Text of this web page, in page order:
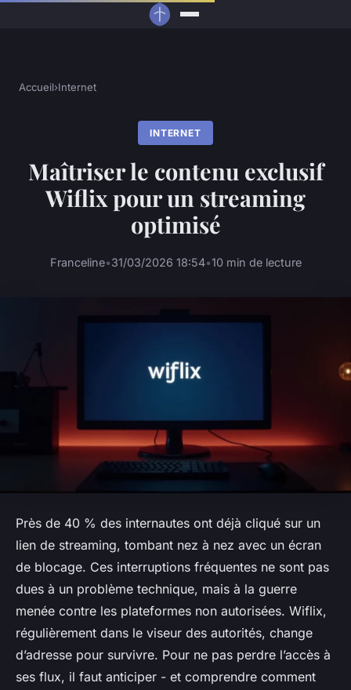
Accueil›Internet
INTERNET
Maîtriser le contenu exclusif
Wiflix pour un streaming
optimisé
Franceline•31/03/2026 18:54•10 min de lecture
Près de 40 % des internautes ont déjà cliqué sur un
lien de streaming, tombant nez à nez avec un écran
de blocage. Ces interruptions fréquentes ne sont pas
dues à un problème technique, mais à la guerre
menée contre les plateformes non autorisées. Wiflix,
régulièrement dans le viseur des autorités, change
d’adresse pour survivre. Pour ne pas perdre l’accès à
ses flux, il faut anticiper - et comprendre comment